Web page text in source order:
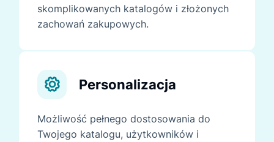
skomplikowanych katalogów i złożonych
zachowań zakupowych.
Personalizacja
Możliwość pełnego dostosowania do
Twojego katalogu, użytkowników i